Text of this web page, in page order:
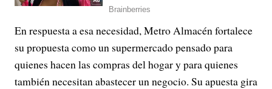
En respuesta a esa necesidad, Metro Almacén fortalece
su propuesta como un supermercado pensado para
quienes hacen las compras del hogar y para quienes
también necesitan abastecer un negocio. Su apuesta gira